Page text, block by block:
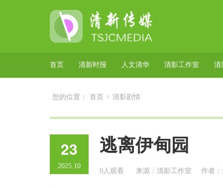
首页 清新时报 人文清华 清影工作室 清
您的位置： 首页 > 清影剧情
23
2025.10
逃离伊甸园
0人观看 来源：清影工作室 作者